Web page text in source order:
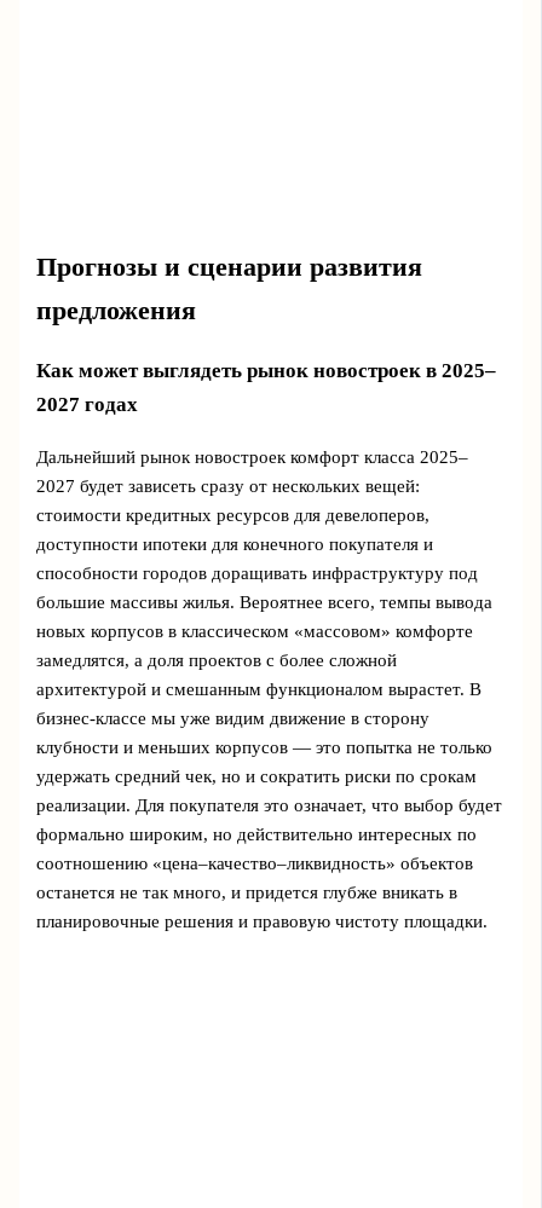
Прогнозы и сценарии развития
предложения
Как может выглядеть рынок новостроек в 2025–
2027 годах
Дальнейший рынок новостроек комфорт класса 2025–
2027 будет зависеть сразу от нескольких вещей:
стоимости кредитных ресурсов для девелоперов,
доступности ипотеки для конечного покупателя и
способности городов доращивать инфраструктуру под
большие массивы жилья. Вероятнее всего, темпы вывода
новых корпусов в классическом «массовом» комфорте
замедлятся, а доля проектов с более сложной
архитектурой и смешанным функционалом вырастет. В
бизнес-классе мы уже видим движение в сторону
клубности и меньших корпусов — это попытка не только
удержать средний чек, но и сократить риски по срокам
реализации. Для покупателя это означает, что выбор будет
формально широким, но действительно интересных по
соотношению «цена–качество–ликвидность» объектов
останется не так много, и придется глубже вникать в
планировочные решения и правовую чистоту площадки.